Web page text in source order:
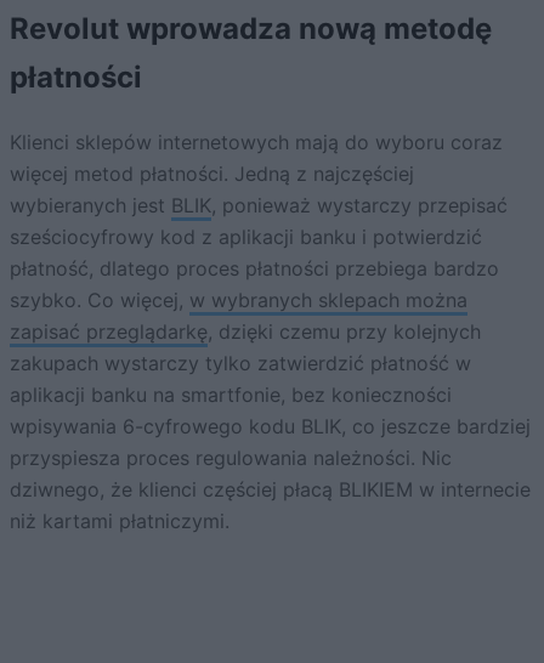
Revolut wprowadza nową metodę
płatności
Klienci sklepów internetowych mają do wyboru coraz
więcej metod płatności. Jedną z najczęściej
wybieranych jest BLIK, ponieważ wystarczy przepisać
sześciocyfrowy kod z aplikacji banku i potwierdzić
płatność, dlatego proces płatności przebiega bardzo
szybko. Co więcej, w wybranych sklepach można
zapisać przeglądarkę, dzięki czemu przy kolejnych
zakupach wystarczy tylko zatwierdzić płatność w
aplikacji banku na smartfonie, bez konieczności
wpisywania 6-cyfrowego kodu BLIK, co jeszcze bardziej
przyspiesza proces regulowania należności. Nic
dziwnego, że klienci częściej płacą BLIKIEM w internecie
niż kartami płatniczymi.